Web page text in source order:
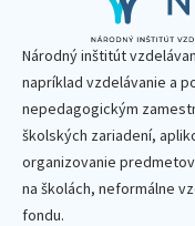
Národný inštitút
napríklad vzdelávanie a
nepedagogickým
školských zariadení,
organizovanie
na školách, neformálne
fondu.